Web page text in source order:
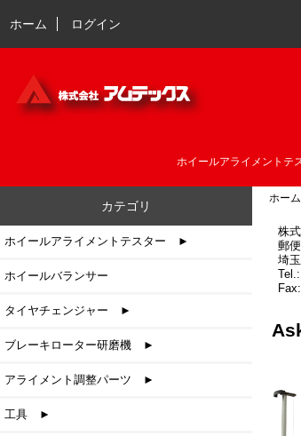
ホーム ログイン
ホイールアライメントテ
カテゴリ
ホイールアライメントテスター ►
ホイールバランサー
タイヤチェンジャー ►
ブレーキローター研磨機 ►
アライメント調整パーツ ►
工具 ►
ホーム
株
郵
埼